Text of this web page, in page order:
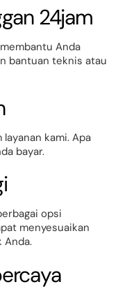
24jam
Anda
bantuan teknis atau
kami. Apa
bayar.
opsi
menyesuaikan
Anda.